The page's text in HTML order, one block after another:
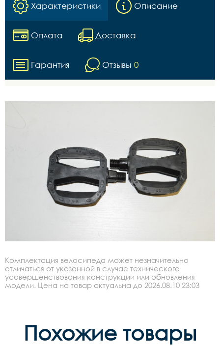
Характеристики Описание
Оплата Доставка
Гарантия Отзывы 0
Комплектация велосипеда может незначительно
отличаться от указанной в случае технического
усовершенствования конструкции или обновления
модели. Цена на товар актуальна до 2026.08.10 23:03
Похожие товары